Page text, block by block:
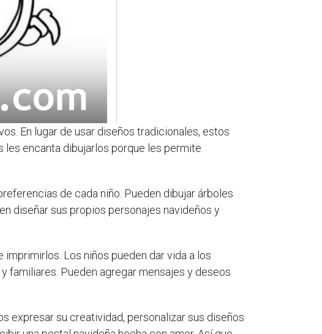
En lugar de usar diseños tradicionales, estos
encanta dibujarlos porque les permite
de cada niño. Pueden dibujar árboles
diseñar sus propios personajes navideños y
Los niños pueden dar vida a los
familiares. Pueden agregar mensajes y deseos
expresar su creatividad, personalizar sus diseños